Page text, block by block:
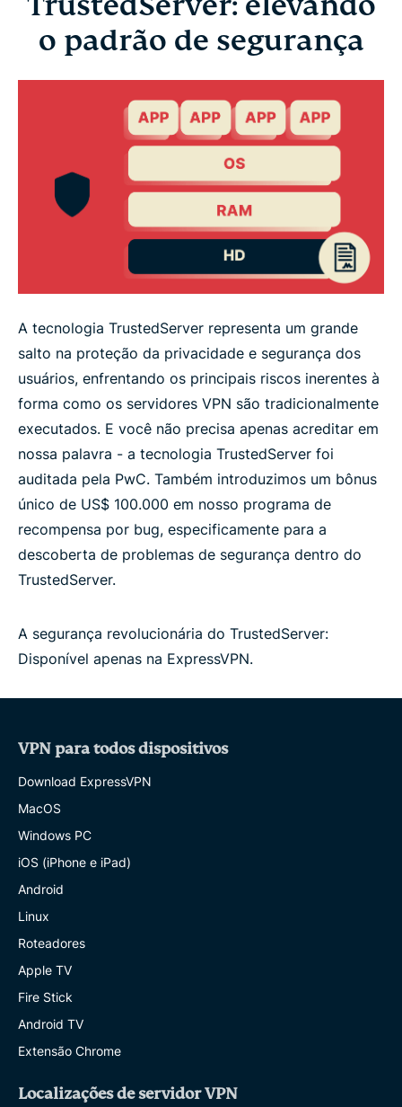
o padrão de segurança
A tecnologia TrustedServer representa um grande
salto na proteção da privacidade e segurança dos
usuários, enfrentando os principais riscos inerentes à
forma como os servidores VPN são tradicionalmente
executados. E você não precisa apenas acreditar em
nossa palavra - a tecnologia TrustedServer foi
auditada pela PwC. Também introduzimos um bônus
único de US$ 100.000 em nosso programa de
recompensa por bug, especificamente para a
descoberta de problemas de segurança dentro do
TrustedServer.
A segurança revolucionária do TrustedServer:
Disponível apenas na ExpressVPN.
VPN para todos dispositivos
Download ExpressVPN
MacOS
Windows PC
iOS (iPhone e iPad)
Android
Linux
Roteadores
Apple TV
Fire Stick
Android TV
Extensão Chrome
Localizações de servidor VPN